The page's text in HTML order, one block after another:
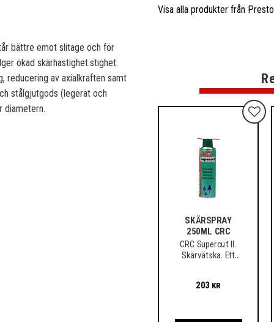
bättre emot slitage och för
ökad skärhastighet.stighet.
reducering av axialkraften samt
stålgjutgods (legerat och
diametern.
Visa alla produkter från Presto
SKÄRSPRAY
250ML CRC
CRC Supercut II.
Skärvätska. Ett
203 KR